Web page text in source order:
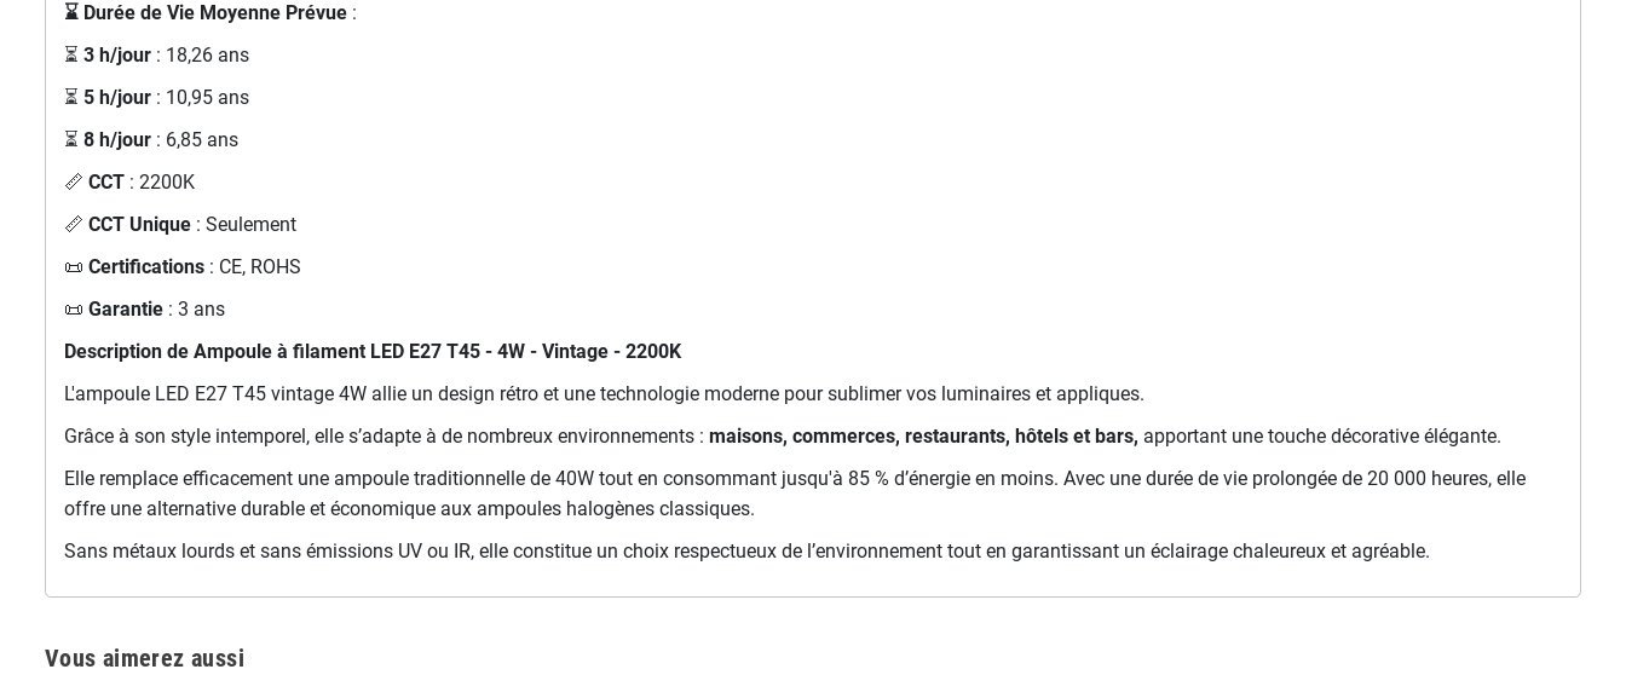
⌛ Durée de Vie Moyenne Prévue:
⏳ 3 h/jour: 18,26 ans
⏳ 5 h/jour: 10,95 ans
⏳ 8 h/jour: 6,85 ans
📏 CCT: 2200K
📏 CCT Unique: Seulement
📜 Certifications: CE, ROHS
📜 Garantie: 3 ans
Description de Ampoule à filament LED E27 T45 - 4W - Vintage - 2200K
L'ampoule LED E27 T45 vintage 4W allie un design rétro et une technologie moderne pour sublimer vos luminaires et appliques.
Grâce à son style intemporel, elle s’adapte à de nombreux environnements : maisons, commerces, restaurants, hôtels et bars, apportant une touche décorative élégante.
Elle remplace efficacement une ampoule traditionnelle de 40W tout en consommant jusqu'à 85 % d’énergie en moins. Avec une durée de vie prolongée de 20 000 heures, elle
offre une alternative durable et économique aux ampoules halogènes classiques.
Sans métaux lourds et sans émissions UV ou IR, elle constitue un choix respectueux de l’environnement tout en garantissant un éclairage chaleureux et agréable.
Vous aimerez aussi